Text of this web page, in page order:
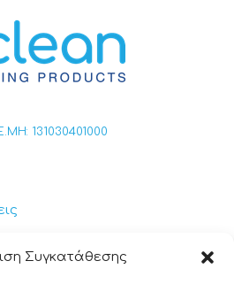
Συγκατάθεσης
131030401000